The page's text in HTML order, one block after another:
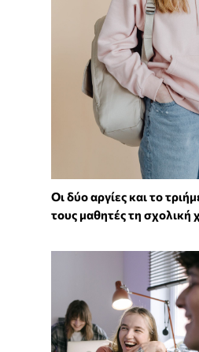
Οι δύο αργίες και το
τους μαθητές τη σχολική